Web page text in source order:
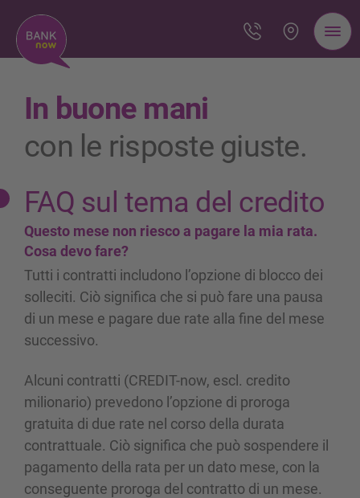
In buone mani
con le risposte giuste.
FAQ sul tema del credito
Questo mese non riesco a pagare la mia rata.
Cosa devo fare?
Tutti i contratti includono l’opzione di blocco dei
solleciti. Ciò significa che si può fare una pausa
di un mese e pagare due rate alla fine del mese
successivo.
Alcuni contratti (CREDIT-now, escl. credito
milionario) prevedono l’opzione di proroga
gratuita di due rate nel corso della durata
contrattuale. Ciò significa che può sospendere il
pagamento della rata per un dato mese, con la
conseguente proroga del contratto di un mese.